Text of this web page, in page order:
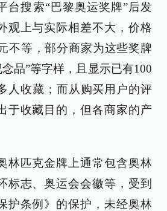
台搜索“巴黎奥运奖牌”后发
观上与实际相差不大，价格
不等，部分商家为这些奖牌
品”等字样，且显示已有100
人收藏；而从购买用户的评
于收藏目的，但各商家的产
林匹克金牌上通常包含奥林
标志、奥运会会徽等，受到
护条例》的保护，未经奥林